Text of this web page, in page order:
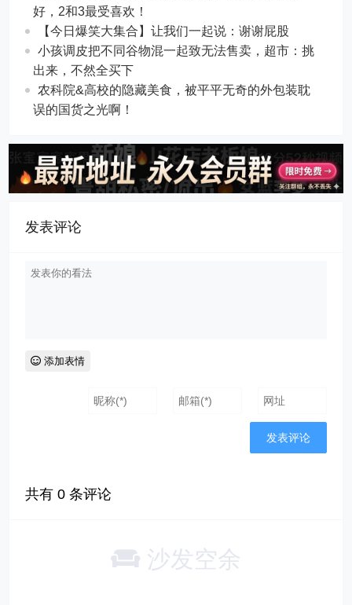
好，2和3最受喜欢！
【今日爆笑大集合】让我们一起说：谢谢屁股
小孩调皮把不同谷物混一起致无法售卖，超市：挑
出来，不然全买下
农科院&高校的隐藏美食，被平平无奇的外包装耽
误的国货之光啊！
发表评论
添加表情
共有0 条评论
沙发空余